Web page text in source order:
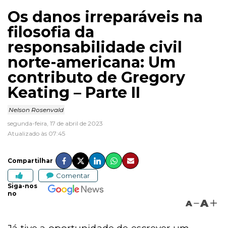
Os danos irreparáveis na
filosofia da
responsabilidade civil
norte-americana: Um
contributo de Gregory
Keating – Parte II
Nelson Rosenvald
segunda-feira, 17 de abril de 2023
Atualizado às 07:45
Compartilhar
Comentar
Siga-nos
no
A A